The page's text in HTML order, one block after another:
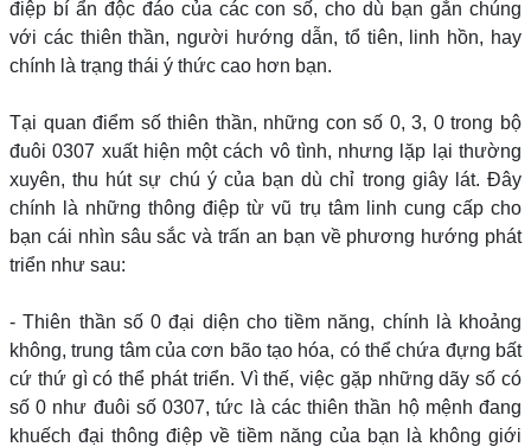
điệp bí ẩn độc đáo của các con số, cho dù bạn gắn chúng
với các thiên thần, người hướng dẫn, tổ tiên, linh hồn, hay
chính là trạng thái ý thức cao hơn bạn.
Tại quan điểm số thiên thần, những con số 0, 3, 0 trong bộ
đuôi 0307 xuất hiện một cách vô tình, nhưng lặp lại thường
xuyên, thu hút sự chú ý của bạn dù chỉ trong giây lát. Đây
chính là những thông điệp từ vũ trụ tâm linh cung cấp cho
bạn cái nhìn sâu sắc và trấn an bạn về phương hướng phát
triển như sau:
- Thiên thần số 0 đại diện cho tiềm năng, chính là khoảng
không, trung tâm của cơn bão tạo hóa, có thể chứa đựng bất
cứ thứ gì có thể phát triển. Vì thế, việc gặp những dãy số có
số 0 như đuôi số 0307, tức là các thiên thần hộ mệnh đang
khuếch đại thông điệp về tiềm năng của bạn là không giới